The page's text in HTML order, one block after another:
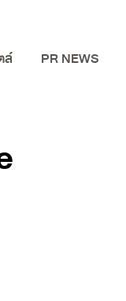
ล์ PR NEWS